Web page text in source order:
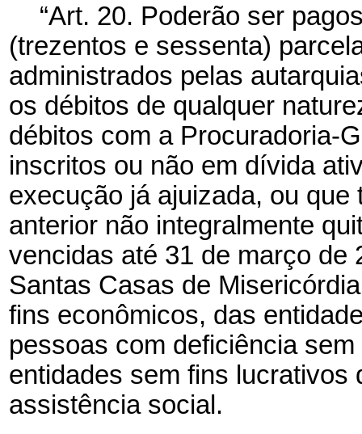
“Art. 20. Poderão ser
(trezentos e sessenta)
administrados pelas
os débitos de qualquer
débitos com a Procuradoria-
inscritos ou não em dívida
execução já ajuizada, ou
anterior não integralmente
vencidas até 31 de março de
Santas Casas de
fins econômicos, das
pessoas com deficiência
entidades sem fins lucrativos
assistência social.